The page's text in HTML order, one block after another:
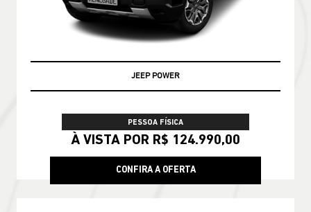
JEEP POWER
PESSOA FÍSICA
À VISTA POR R$ 124.990,00
CONFIRA A OFERTA